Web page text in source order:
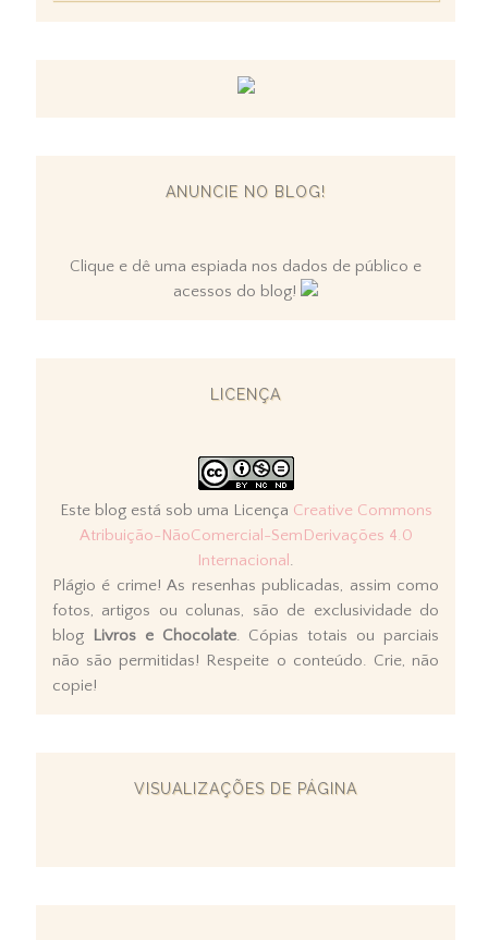
ANUNCIE NO BLOG!
Clique e dê uma espiada nos dados de público e
acessos do blog!
LICENÇA
Este blog está sob uma Licença Creative Commons
Atribuição-NãoComercial-SemDerivações 4.0
Internacional .
Plágio é crime! As resenhas publicadas, assim como
fotos, artigos ou colunas, são de exclusividade do
blog Livros e Chocolate. Cópias totais ou parciais
não são permitidas! Respeite o conteúdo. Crie, não
copie!
VISUALIZAÇÕES DE PÁGINA